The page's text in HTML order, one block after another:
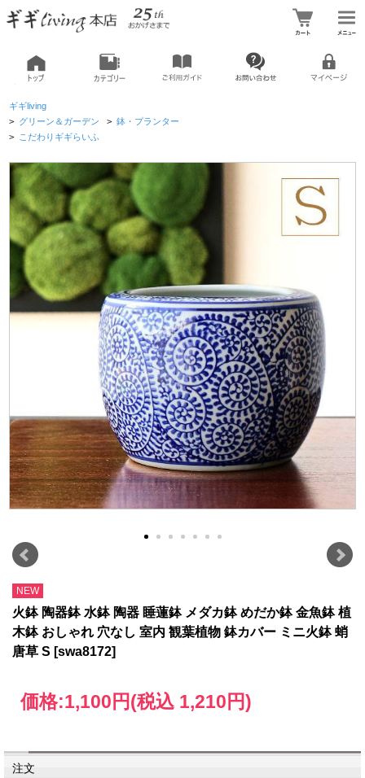
ギギliving
> グリーン＆ガーデン > 鉢・プランター
> こだわりギギらいふ
NEW
火鉢 陶器鉢 水鉢 陶器 睡蓮鉢 メダカ鉢 めだか鉢 金魚鉢 植
木鉢 おしゃれ 穴なし 室内 観葉植物 鉢カバー ミニ火鉢 蛸
唐草 S [swa8172]
価格:1,100円(税込 1,210円)
注文